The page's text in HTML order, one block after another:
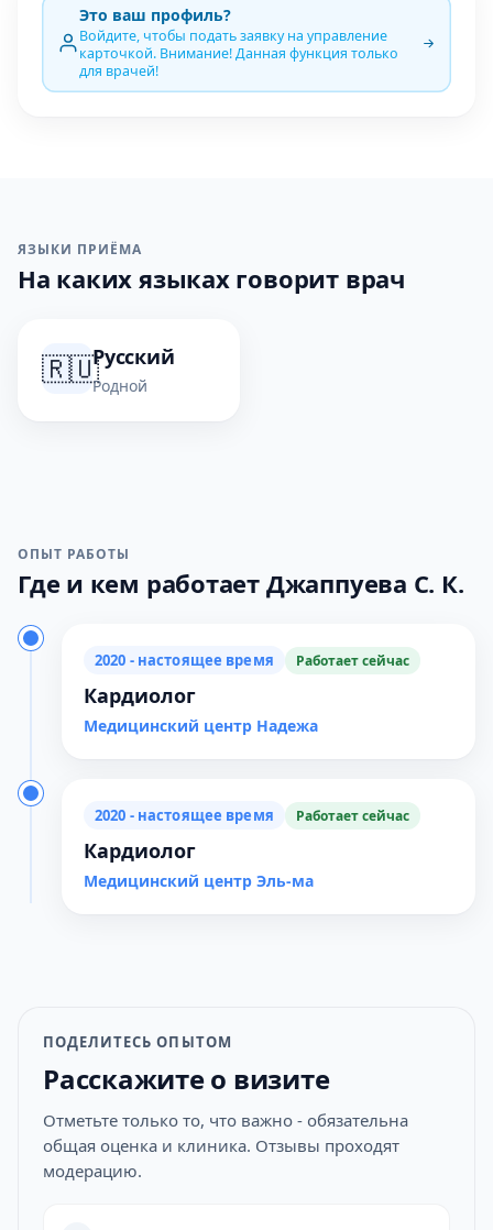
Это ваш профиль?
Войдите, чтобы подать заявку на управление
карточкой. Внимание! Данная функция только
для врачей!
ЯЗЫКИ ПРИЁМА
На каких языках говорит врач
🇷🇺Русский
Родной
ОПЫТ РАБОТЫ
Где и кем работает Джаппуева С. К.
2020 - настоящее время Работает сейчас
Кардиолог
Медицинский центр Надежа
2020 - настоящее время Работает сейчас
Кардиолог
Медицинский центр Эль-ма
ПОДЕЛИТЕСЬ ОПЫТОМ
Расскажите о визите
Отметьте только то, что важно - обязательна
общая оценка и клиника. Отзывы проходят
модерацию.